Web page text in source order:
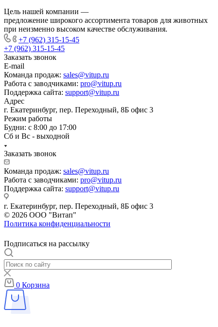
Цель нашей компании —
предложение широкого ассортимента товаров для животных
при неизменно высоком качестве обслуживания.
+7 (962) 315-15-45
+7 (962) 315-15-45
Заказать звонок
E-mail
Команда продаж: sales@vitup.ru
Работа с заводчиками: pro@vitup.ru
Поддержка сайта: support@vitup.ru
Адрес
г. Екатеринбург, пер. Переходный, 8Б офис 3
Режим работы
Будни: с 8:00 до 17:00
Сб и Вс - выходной
Заказать звонок
Команда продаж: sales@vitup.ru
Работа с заводчиками: pro@vitup.ru
Поддержка сайта: support@vitup.ru
г. Екатеринбург, пер. Переходный, 8Б офис 3
© 2026 ООО "Витап"
Политика конфиденциальности
Подписаться на рассылку
0 Корзина